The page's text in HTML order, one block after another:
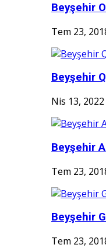
Beyşehir
Tem 23,
Beyşehir
Nis 13, 2022
Beyşehir
Tem 23,
Beyşehir
Tem 23,